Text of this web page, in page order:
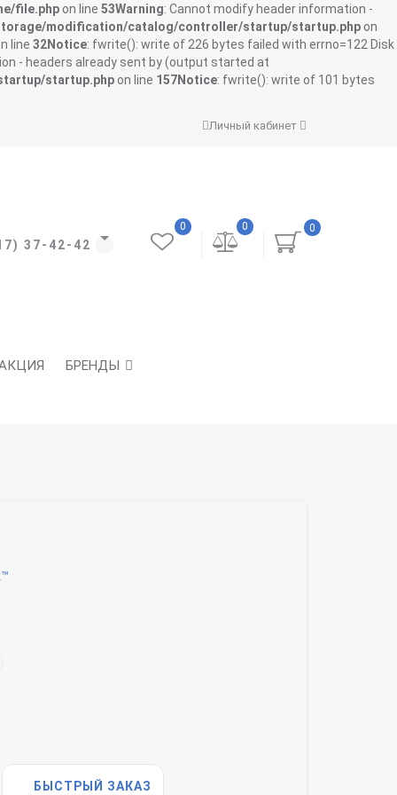
file.php on line 53Warning: Cannot modify header information -
modification/catalog/controller/startup/startup.php on
line 32Notice: fwrite(): write of 226 bytes failed with errno=122 Disk
- headers already sent by (output started at
startup.php on line 157Notice: fwrite(): write of 101 bytes
Личный кабинет
37-42-42
0
0
0
БРЕНДЫ
БЫСТРЫЙ ЗАКАЗ